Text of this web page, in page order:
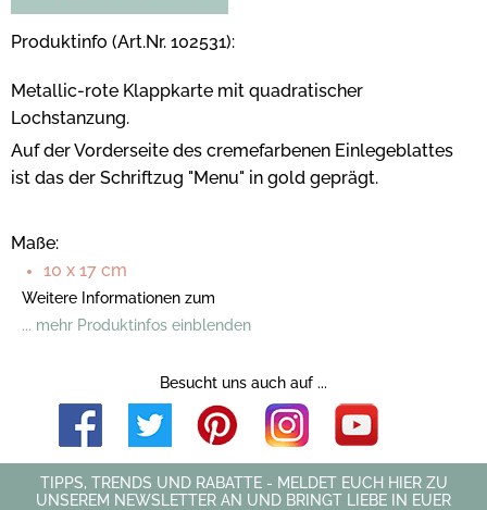
Produktinfo (Art.Nr. 102531):
Metallic-rote Klappkarte mit quadratischer
Lochstanzung.
Auf der Vorderseite des cremefarbenen Einlegeblattes
ist das der Schriftzug "Menu" in gold geprägt.
Maße:
10 x 17 cm
Weitere Informationen zum
... mehr Produktinfos einblenden
Besucht uns auch auf ...
TIPPS, TRENDS UND RABATTE - MELDET EUCH HIER ZU
UNSEREM NEWSLETTER AN UND BRINGT LIEBE IN EUER